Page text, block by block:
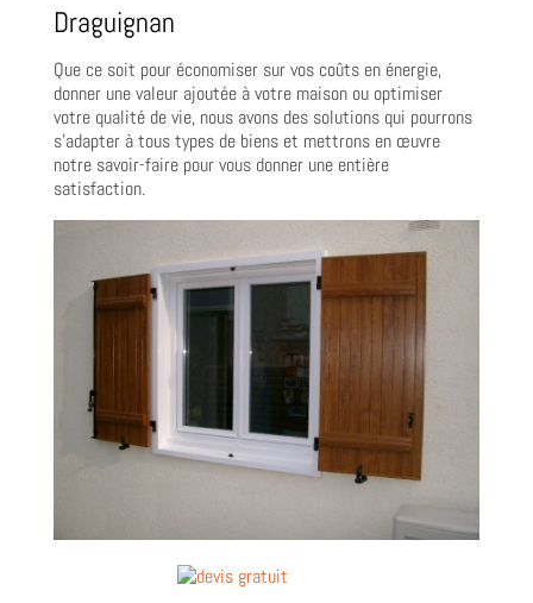
Draguignan
Que ce soit pour économiser sur vos coûts en énergie,
donner une valeur ajoutée à votre maison ou optimiser
votre qualité de vie, nous avons des solutions qui pourrons
s’adapter à tous types de biens et mettrons en œuvre
notre savoir-faire pour vous donner une entière
satisfaction.